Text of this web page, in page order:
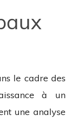
le cadre des
à un
une analyse